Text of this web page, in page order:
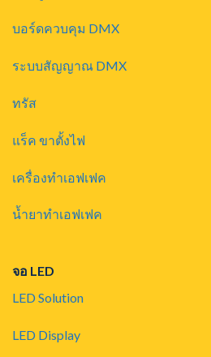
บอร์ดควบคุม DMX
ระบบสัญญาณ DMX
ทรัส
แร็ค ขาตั้งไฟ
เครื่องทำเอฟเฟค
น้ำยาทำเอฟเฟค
จอ LED
LED Solution
LED Display